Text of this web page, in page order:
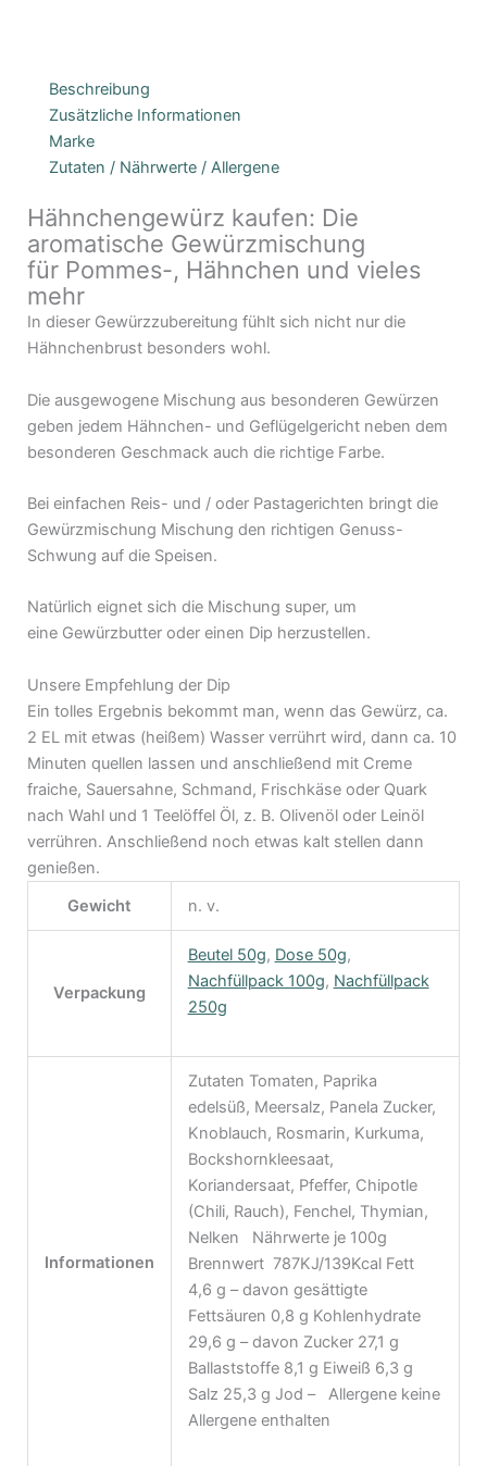
Beschreibung
Zusätzliche Informationen
Marke
Zutaten / Nährwerte / Allergene
Hähnchengewürz kaufen: Die
aromatische Gewürzmischung
für Pommes-, Hähnchen und vieles
mehr
In dieser Gewürzzubereitung fühlt sich nicht nur die
Hähnchenbrust besonders wohl.
Die ausgewogene Mischung aus besonderen Gewürzen
geben jedem Hähnchen- und Geflügelgericht neben dem
besonderen Geschmack auch die richtige Farbe.
Bei einfachen Reis- und / oder Pastagerichten bringt die
Gewürzmischung Mischung den richtigen Genuss-
Schwung auf die Speisen.
Natürlich eignet sich die Mischung super, um
eine Gewürzbutter oder einen Dip herzustellen.
Unsere Empfehlung der Dip
Ein tolles Ergebnis bekommt man, wenn das Gewürz, ca.
2 EL mit etwas (heißem) Wasser verrührt wird, dann ca. 10
Minuten quellen lassen und anschließend mit Creme
fraiche, Sauersahne, Schmand, Frischkäse oder Quark
nach Wahl und 1 Teelöffel Öl, z. B. Olivenöl oder Leinöl
verrühren. Anschließend noch etwas kalt stellen dann
genießen.
Gewicht
n. v.
Verpackung
Beutel 50g, Dose 50g,
Nachfüllpack 100g, Nachfüllpack
250g
Informationen
Zutaten Tomaten, Paprika
edelsüß, Meersalz, Panela Zucker,
Knoblauch, Rosmarin, Kurkuma,
Bockshornkleesaat,
Koriandersaat, Pfeffer, Chipotle
(Chili, Rauch), Fenchel, Thymian,
Nelken Nährwerte je 100g
Brennwert 787KJ/139Kcal Fett
4,6 g – davon gesättigte
Fettsäuren 0,8 g Kohlenhydrate
29,6 g – davon Zucker 27,1 g
Ballaststoffe 8,1 g Eiweiß 6,3 g
Salz 25,3 g Jod – Allergene keine
Allergene enthalten